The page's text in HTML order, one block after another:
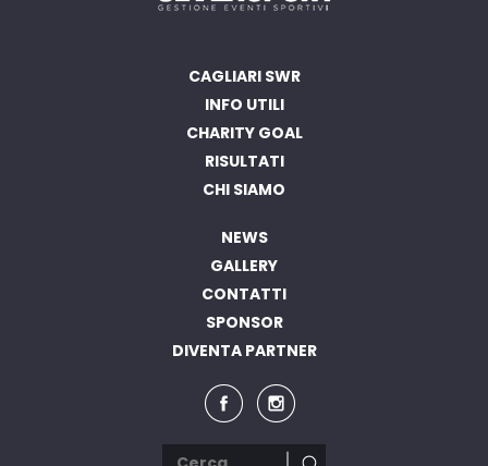
CAGLIARI SWR
INFO UTILI
CHARITY GOAL
RISULTATI
CHI SIAMO
NEWS
GALLERY
CONTATTI
SPONSOR
DIVENTA PARTNER